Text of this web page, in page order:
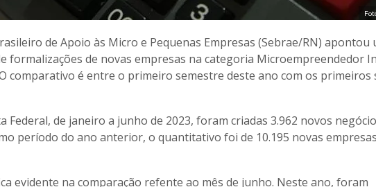
de Apoio às Micro e Pequenas Empresas (Sebrae/RN) apontou
formalizações de novas empresas na categoria Microempreendedor
comparativo é entre o primeiro semestre deste ano com os primeiros
Federal, de janeiro a junho de 2023, foram criadas 3.962 novos
período do ano anterior, o quantitativo foi de 10.195 novas empresas
evidente na comparação refente ao mês de junho. Neste ano, foram